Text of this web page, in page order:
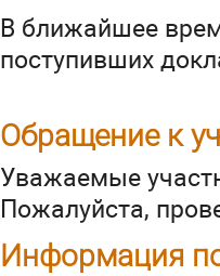
В ближайшее
поступивших
Обращение к
Уважаемые
Пожалуйста,
Информация